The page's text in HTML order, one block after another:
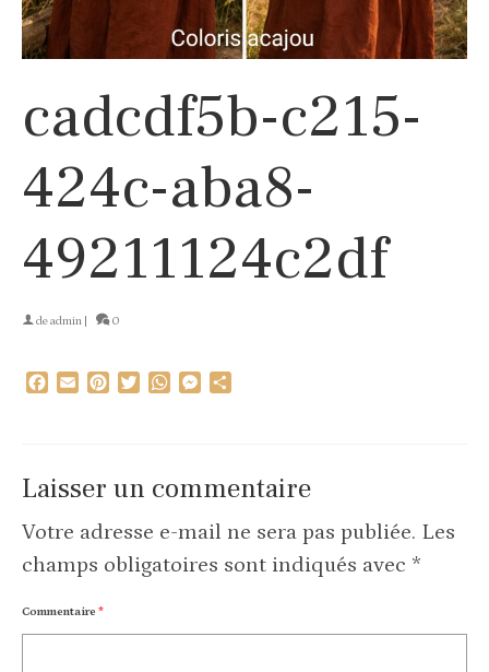
cadcdf5b-c215-
424c-aba8-
49211124c2df
deadmin 0
Facebook
EmailPinterestTwitterWhatsAppMessenger
Laisser un commentaire
Votre adresse e-mail ne sera pas publiée. Les
champs obligatoires sont indiqués avec *
Commentaire *